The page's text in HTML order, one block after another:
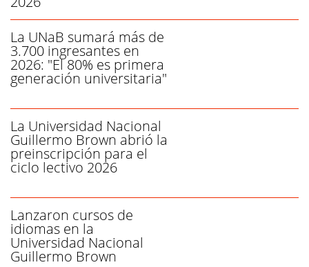
La UNaB sumará más de
3.700 ingresantes en
2026: "El 80% es primera
generación universitaria"
La Universidad Nacional
Guillermo Brown abrió la
preinscripción para el
ciclo lectivo 2026
Lanzaron cursos de
idiomas en la
Universidad Nacional
Guillermo Brown